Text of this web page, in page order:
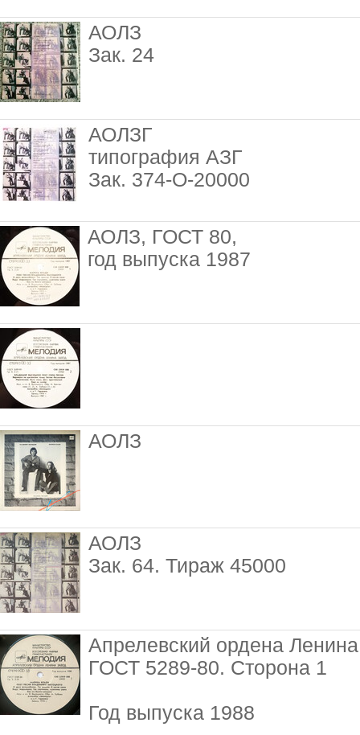
АОЛЗ
Зак. 24
АОЛЗГ
типография АЗГ
Зак. 374-О-20000
АОЛЗ, ГОСТ 80,
год выпуска 1987
АОЛЗ
АОЛЗ
Зак. 64. Тираж 45000
Апрелевский ордена
ГОСТ 5289-80. Сторона 1
Год выпуска 1988